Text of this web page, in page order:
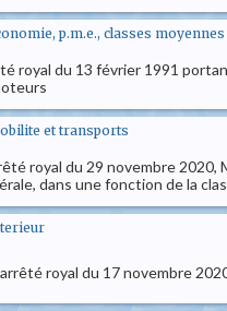
p.m.e., classes
royal du 13 février 1991
et transports
royal du 29 novembre 2020,
dans une fonction de la
royal du 17 novembre